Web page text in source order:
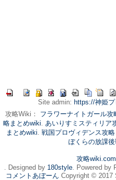
Site admin: https://神姫
攻略Wiki： フラワーナイトガール攻
略まとめwiki. あいりすミスティリア
まとめwiki. 戦国プロヴィデンス攻
ぼくらの放課
攻略wiki.com
. Designed by 180style. Powered by
コメントあぼーん Copyright © 2017